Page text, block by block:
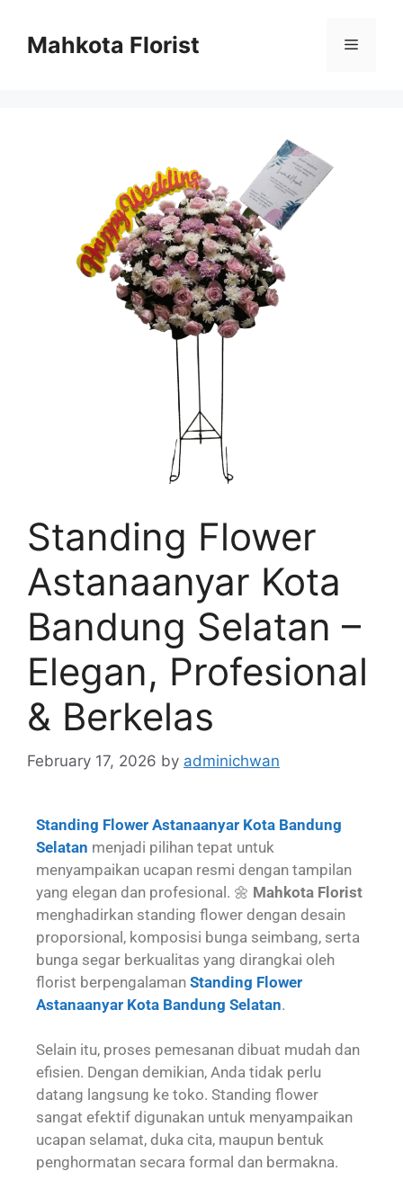
Mahkota Florist
Standing Flower
Astanaanyar Kota
Bandung Selatan –
Elegan, Profesional
& Berkelas
February 17, 2026 by adminichwan
Standing Flower Astanaanyar Kota Bandung
Selatan menjadi pilihan tepat untuk
menyampaikan ucapan resmi dengan tampilan
yang elegan dan profesional. 🌼 Mahkota Florist
menghadirkan standing flower dengan desain
proporsional, komposisi bunga seimbang, serta
bunga segar berkualitas yang dirangkai oleh
florist berpengalaman Standing Flower
Astanaanyar Kota Bandung Selatan.
Selain itu, proses pemesanan dibuat mudah dan
efisien. Dengan demikian, Anda tidak perlu
datang langsung ke toko. Standing flower
sangat efektif digunakan untuk menyampaikan
ucapan selamat, duka cita, maupun bentuk
penghormatan secara formal dan bermakna.